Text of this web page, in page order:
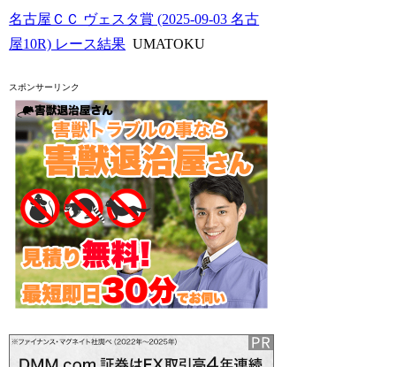
名古屋ＣＣ ヴェスタ賞 (2025-09-03 名古
屋10R) レース結果 UMATOKU
スポンサーリンク